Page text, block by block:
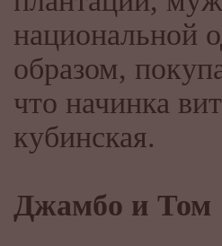
национальной
образом,
что начинка
кубинская.
Джамбо и Том